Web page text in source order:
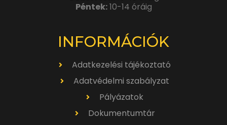
Péntek:10-14 óráig
INFORMÁCIÓK
Adatkezelési tájékoztató
Adatvédelmi szabályzat
Pályázatok
Dokumentumtár